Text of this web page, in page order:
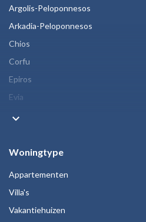
Argolis-Peloponnesos
Arkadia-Peloponnesos
Chios
Corfu
Epiros
Evia
keyboard_arrow_down
Woningtype
Appartementen
Villa's
Vakantiehuizen